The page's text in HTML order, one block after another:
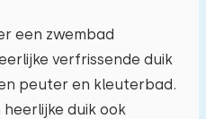
een zwembad
verfrissende duik
peuter en kleuterbad.
duik ook